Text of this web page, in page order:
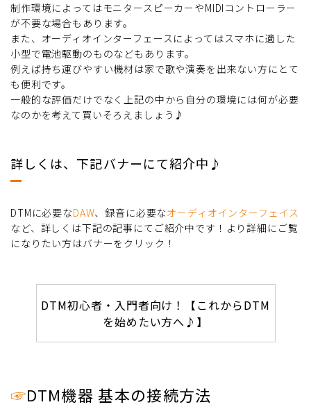
制作環境によってはモニタースピーカーやMIDIコントローラー
が不要な場合もあります。
また、オーディオインターフェースによってはスマホに適した
小型で電池駆動のものなどもあります。
例えば持ち運びやすい機材は家で歌や演奏を出来ない方にとて
も便利です。
一般的な評価だけでなく上記の中から自分の環境には何が必要
なのかを考えて買いそろえましょう♪
詳しくは、下記バナーにて紹介中♪
DTMに必要なDAW、録音に必要なオーディオインターフェイス
など、詳しくは下記の記事にてご紹介中です！より詳細にご覧
になりたい方はバナーをクリック！
DTM初心者・入門者向け！【これからDTM
を始めたい方へ♪】
☞DTM機器 基本の接続方法